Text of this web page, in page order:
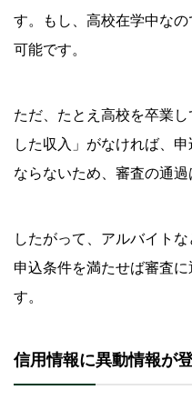
す。もし、高校在学中な
可能です。
ただ、たとえ高校を卒業
した収入」がなければ、
ならないため、審査の通過
したがって、アルバイト
申込条件を満たせば審査
す。
信用情報に異動情報が